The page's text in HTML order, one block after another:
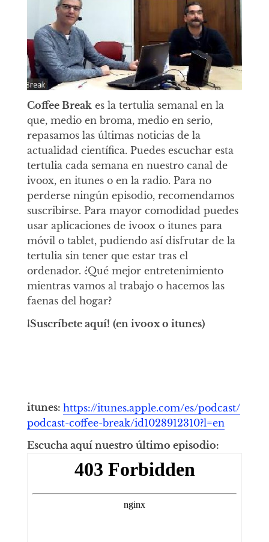
Coffee Break es la tertulia semanal en la
que, medio en broma, medio en serio,
repasamos las últimas noticias de la
actualidad científica. Puedes escuchar esta
tertulia cada semana en nuestro canal de
ivoox, en itunes o en la radio. Para no
perderse ningún episodio, recomendamos
suscribirse. Para mayor comodidad puedes
usar aplicaciones de ivoox o itunes para
móvil o tablet, pudiendo así disfrutar de la
tertulia sin tener que estar tras el
ordenador. ¿Qué mejor entretenimiento
mientras vamos al trabajo o hacemos las
faenas del hogar?
¡Suscríbete aquí! (en ivoox o itunes)
itunes: https://itunes.apple.com/es/podcast/
podcast-coffee-break/id1028912310?l=en
Escucha aquí nuestro último episodio: